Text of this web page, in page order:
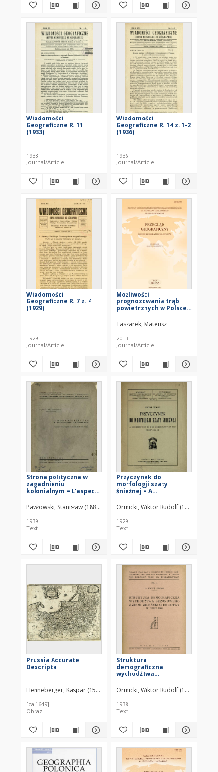
Wiadomości
Geograficzne R. 11
(1933)
1933
Journal/Article
Wiadomości
Geograficzne R. 14 z. 1-2
(1936)
1936
Journal/Article
Wiadomości
Geograficzne R. 7 z. 4
(1929)
1929
Journal/Article
Możliwości
prognozowania trąb
powietrznych w Polsce
possible emergence of
tornadoes in Poland
Taszarek, Mateusz
2013
Journal/Article
Strona polityczna w
zagadnieniu
kolonialnym = L'aspect
colonial
Pawłowski, Stanisław (1882–1940)
1939
Text
Przyczynek do
morfologji szaty
śnieżnej = A
morphology of the
snow-cover
Ormicki, Wiktor Rudolf (1898–1941)
1929
Text
Prussia Accurate
Descripta
Henneberger, Kaspar (1529–1600) Blaeu, Willem Janszoon
[ca 1649]
Obraz
Struktura
demograficzna
wychodźtwa
Wileńskiej do Łotwy w
roku 1935
Ormicki, Wiktor Rudolf (1898–1941)
1938
Text